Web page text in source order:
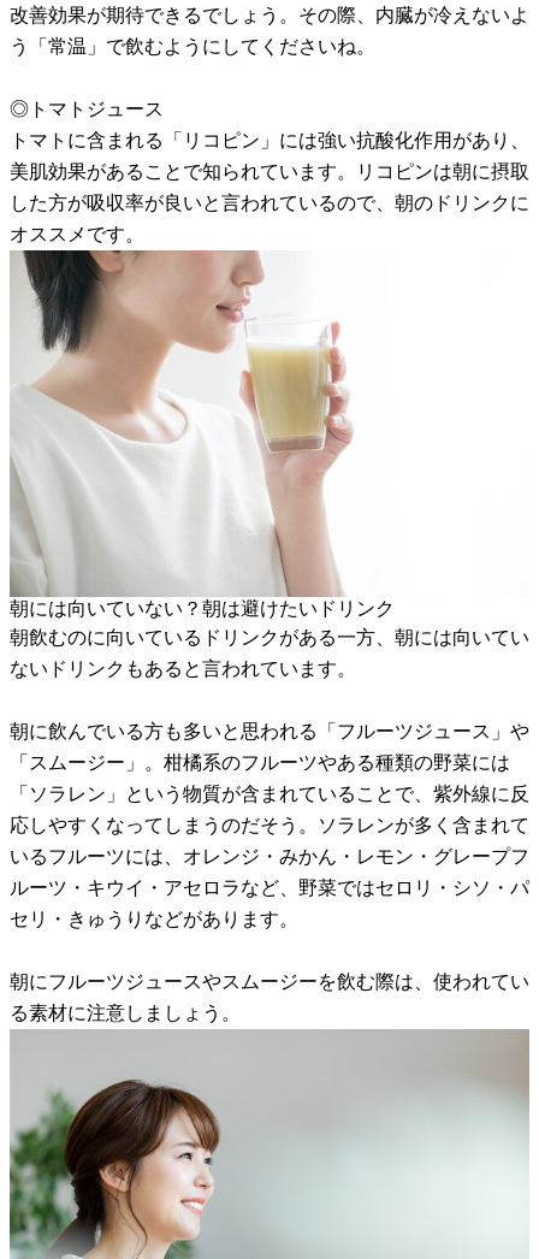
改善効果が期待できるでしょう。その際、内臓が冷えないよ
う「常温」で飲むようにしてくださいね。
◎トマトジュース
トマトに含まれる「リコピン」には強い抗酸化作用があり、
美肌効果があることで知られています。リコピンは朝に摂取
した方が吸収率が良いと言われているので、朝のドリンクに
オススメです。
朝には向いていない？朝は避けたいドリンク
朝飲むのに向いているドリンクがある一方、朝には向いてい
ないドリンクもあると言われています。
朝に飲んでいる方も多いと思われる「フルーツジュース」や
「スムージー」。柑橘系のフルーツやある種類の野菜には
「ソラレン」という物質が含まれていることで、紫外線に反
応しやすくなってしまうのだそう。ソラレンが多く含まれて
いるフルーツには、オレンジ・みかん・レモン・グレープフ
ルーツ・キウイ・アセロラなど、野菜ではセロリ・シソ・パ
セリ・きゅうりなどがあります。
朝にフルーツジュースやスムージーを飲む際は、使われてい
る素材に注意しましょう。